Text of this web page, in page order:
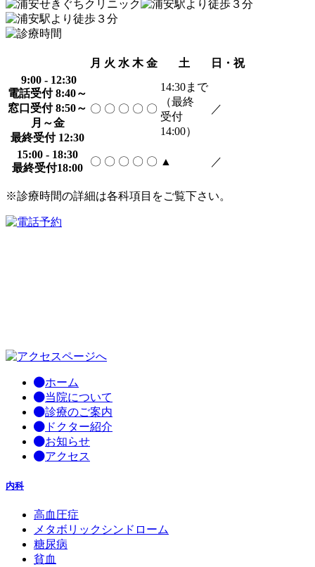
月 火 水 木 金 土
日・祝
9:00 - 12:30
電話受付 8:40～
窓口受付 8:50～
月～金
最終受付 12:30
〇 〇 〇 〇 〇
14:30まで
（最終
受付
14:00）
／
15:00 - 18:30
最終受付18:00
〇 〇 〇 〇 〇 ▲ ／
※診療時間の詳細は各科項目をご覧下さい。
ホーム
当院について
診療のご案内
ドクター紹介
お知らせ
アクセス
内科
高血圧症
メタボリックシンドローム
糖尿病
貧血